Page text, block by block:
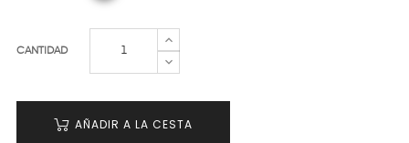
CANTIDAD
AÑADIR A LA CESTA